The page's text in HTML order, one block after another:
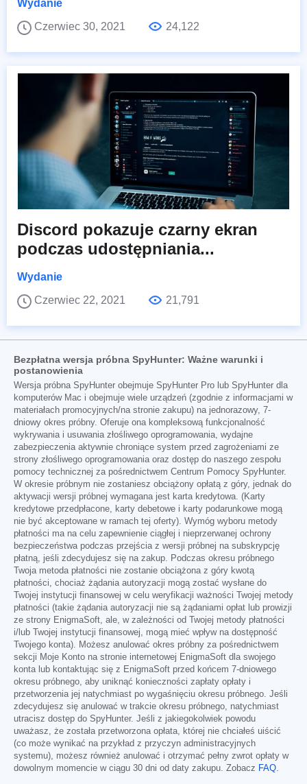
Wydanie
Czerwiec 30, 2021
24,122
Discord pokazuje czarny ekran
podczas udostępniania...
Wydanie
Czerwiec 22, 2021
21,791
Bezpłatna wersja próbna SpyHunter: Ważne warunki i
postanowienia
Wersja próbna SpyHunter obejmuje SpyHunter Pro lub SpyHunter dla
komputerów Mac i obejmuje wiele urządzeń (zgodnie z informacjami w
materiałach promocyjnych/na stronie zakupu) na jednorazowy, 7-
dniowy okres próbny. Oferuje ona kompleksową funkcjonalność
wykrywania i usuwania złośliwego oprogramowania, wydajne
zabezpieczenia aktywnie chroniące system przed zagrożeniami ze
strony złośliwego oprogramowania oraz dostęp do naszego zespołu
pomocy technicznej za pośrednictwem Centrum Pomocy SpyHunter.
W okresie próbnym nie zostaniesz obciążony opłatą z góry, jednak do
aktywacji wersji próbnej wymagana jest karta kredytowa. (Karty
kredytowe przedpłacone, karty debetowe i karty podarunkowe mogą
nie być akceptowane w ramach tej oferty). Wymóg wyboru metody
płatności ma na celu zapewnienie ciągłej i nieprzerwanej ochrony
bezpieczeństwa podczas przejścia z wersji próbnej na subskrypcję
płatną, jeśli zdecydujesz się na zakup. Podczas okresu próbnego
Twoja metoda płatności nie zostanie obciążona z góry kwotą
płatności, chociaż żądania autoryzacji mogą zostać wysłane do
Twojej instytucji finansowej w celu weryfikacji ważności Twojej metody
płatności (takie żądania autoryzacji nie są żądaniami opłat lub prowizji
ze strony EnigmaSoft, ale, w zależności od Twojej metody płatności
i/lub Twojej instytucji finansowej, mogą mieć wpływ na dostępność
Twojego konta). Możesz anulować okres próbny za pośrednictwem
sekcji Moje Konto na stronie internetowej EnigmaSoft dla swojego
konta lub kontaktując się z EnigmaSoft przed końcem 7-dniowego
okresu próbnego, aby uniknąć konieczności zapłaty opłaty i
przetworzenia jej natychmiast po wygaśnięciu okresu próbnego. Jeśli
zdecydujesz się anulować w trakcie okresu próbnego, natychmiast
utracisz dostęp do SpyHunter. Jeśli z jakiegokolwiek powodu
uważasz, że została przetworzona opłata, której nie chciałeś uiścić
(co może wynikać na przykład z przyczyn administracyjnych
systemu), możesz również anulować i otrzymać pełny zwrot opłaty w
dowolnym momencie w ciągu 30 dni od daty zakupu. Zobacz FAQ.